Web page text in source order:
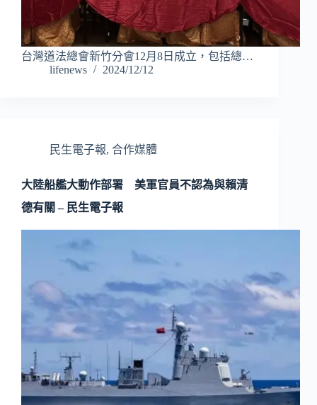
台灣道法總會新竹分會12月8日成立，包括總…
lifenews
2024/12/12
民生電子報, 合作媒體
大陸船艦大動作部署 美軍官員不認為與賴清
德有關 – 民生電子報